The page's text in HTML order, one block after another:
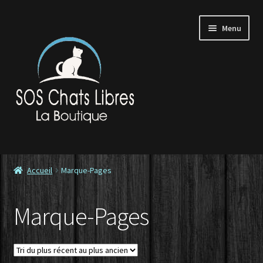
navigation
contenu
Menu
Accueil
Contactez-nous
Commande
Accueil Marque-Pages
Marque-Pages